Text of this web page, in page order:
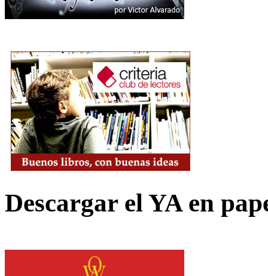
Descargar el YA en